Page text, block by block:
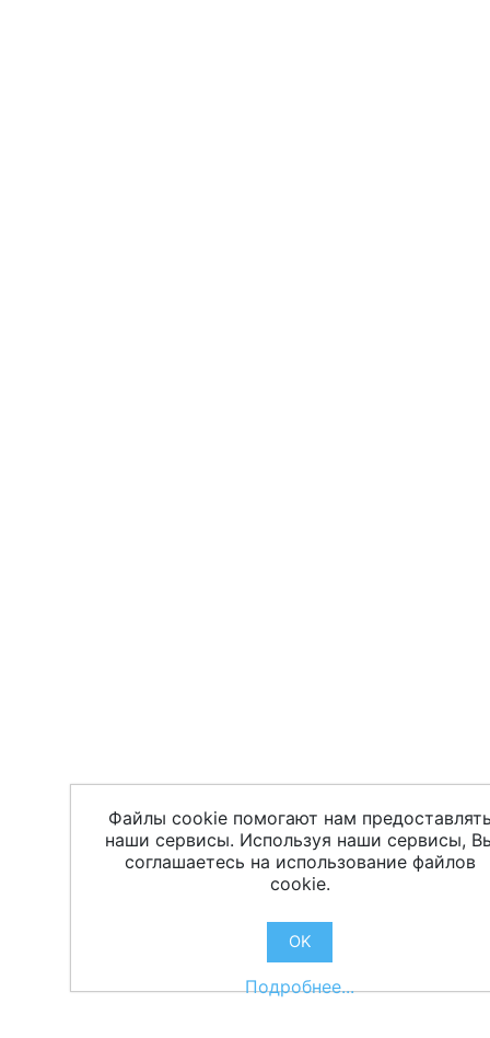
Файлы cookie помогают нам
наши сервисы. Используя наши сервисы,
соглашаетесь на использование файлов
cookie.
OK
Подробнее...